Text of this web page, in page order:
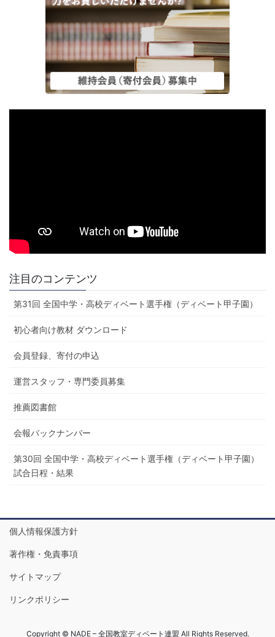
注目のコンテンツ
第31回 全国中学・高校ディベート選手権（ディベート甲子園）
初心者向け教材 ダウンロード
会員登録、寄付の申込
運営スタッフ・専門委員募集
推薦図書館
会報バックナンバー
第30回 全国中学・高校ディベート選手権（ディベート甲子園）
試合日程・結果
個人情報保護方針
著作権・免責事項
サイトマップ
リンクポリシー
Copyright © NADE – 全国教室ディベート連盟 All Rights Reserved.